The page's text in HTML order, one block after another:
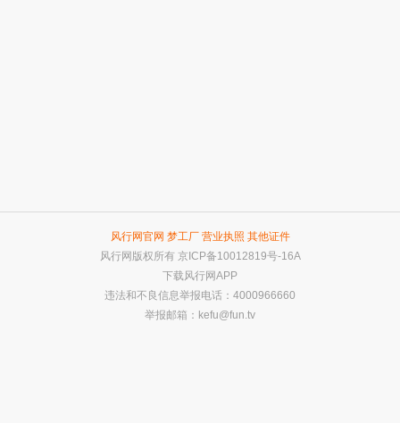
风行网官网 梦工厂 营业执照 其他证件
风行网版权所有 京ICP备10012819号-16A
下载风行网APP
违法和不良信息举报电话：4000966660
举报邮箱： kefu@fun.tv